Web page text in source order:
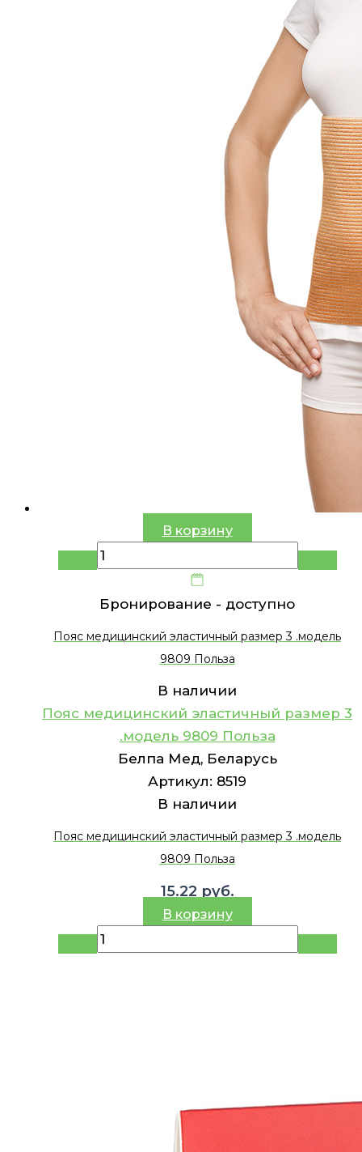
В корзину
Бронирование - доступно
Пояс медицинский эластичный размер 3 .модель
9809 Польза
В наличии
Пояс медицинский эластичный размер 3
.модель 9809 Польза
Белпа Мед, Беларусь
Артикул: 8519
В наличии
Пояс медицинский эластичный размер 3 .модель
9809 Польза
15.22 руб.
В корзину